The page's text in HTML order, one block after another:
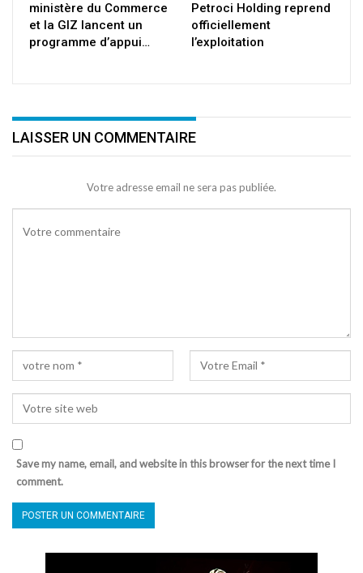
ministère du Commerce
et la GIZ lancent un
programme d’appui…
Petroci Holding reprend
officiellement
l’exploitation
LAISSER UN COMMENTAIRE
Votre adresse email ne sera pas publiée.
Save my name, email, and website in this browser for the next time I
comment.